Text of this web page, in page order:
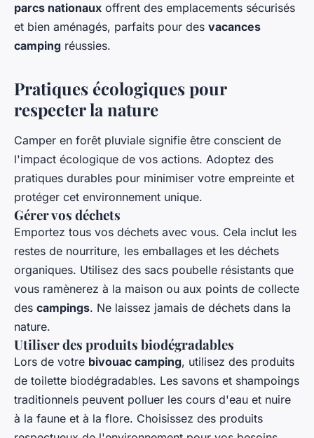
parcs nationaux offrent des emplacements sécurisés
et bien aménagés, parfaits pour des vacances
camping réussies.
Pratiques écologiques pour
respecter la nature
Camper en forêt pluviale signifie être conscient de
l'impact écologique de vos actions. Adoptez des
pratiques durables pour minimiser votre empreinte et
protéger cet environnement unique.
Gérer vos déchets
Emportez tous vos déchets avec vous. Cela inclut les
restes de nourriture, les emballages et les déchets
organiques. Utilisez des sacs poubelle résistants que
vous ramènerez à la maison ou aux points de collecte
des campings. Ne laissez jamais de déchets dans la
nature.
Utiliser des produits biodégradables
Lors de votre bivouac camping, utilisez des produits
de toilette biodégradables. Les savons et shampoings
traditionnels peuvent polluer les cours d'eau et nuire
à la faune et à la flore. Choisissez des produits